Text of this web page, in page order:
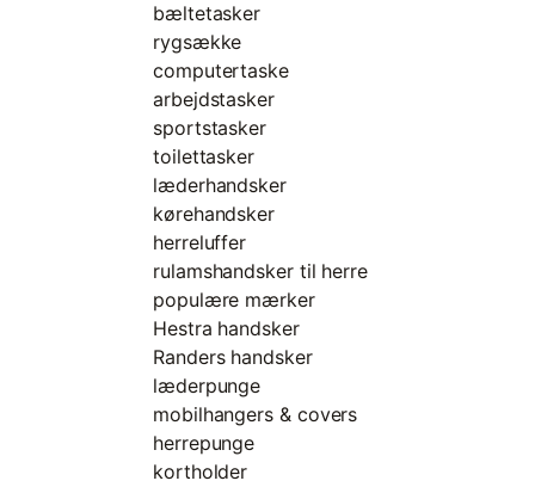
bæltetasker
rygsække
computertaske
arbejdstasker
sportstasker
toilettasker
læderhandsker
kørehandsker
herreluffer
rulamshandsker til herre
populære mærker
Hestra handsker
Randers handsker
læderpunge
mobilhangers & covers
herrepunge
kortholder